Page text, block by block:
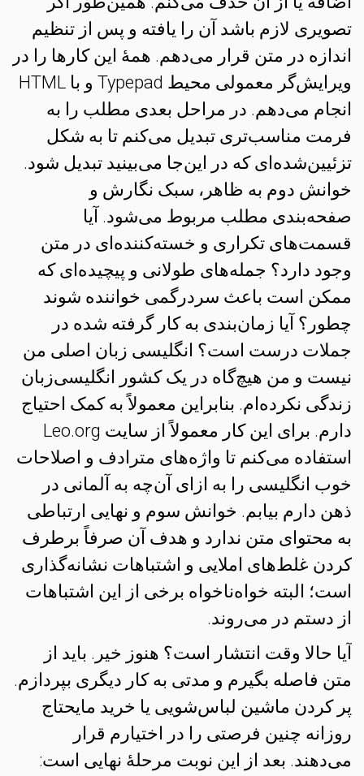
تصویری لازم باشد آن را یافته و پس از تنظیم
اندازه در متن قرار می‌دهم. همهٔ این کارها را در
ویرایش‌گر معمولی محیط Typepad و با HTML
انجام می‌دهم. در مراحل بعدی مطلب را به
فرمت مناسب‌تری تبدیل می‌کنم تا به شکل
تزئیین‌شده‌ای که در این‌جا می‌بینید تبدیل شود.
خوانش دوم به ظاهر، سبک نگارش و
صفحه‌بندی مطلب مربوط می‌شود. آیا
قسمت‌های تکراری و خسته‌کننده‌ای در متن
وجود دارد؟ جمله‌های طولانی و پیچیده‌ای که
ممکن است باعث سردرگمی خواننده شوند
چطور؟ آیا زمان‌بندی به کار گرفته شده در
جملات درست است؟ انگلیسی زبان اصلی من
نیست و من هیچ‌گاه در یک کشور انگلیسی‌زبان
زندگی نکرده‌ام. بنابراین معمولاً به کمک احتیاج
دارم. برای این کار معمولاً از سایت Leo.org
استفاده می‌کنم تا واژه‌های مترادف و اصلاحات
خوب انگلیسی را به ازای آن‌چه به آلمانی در
ذهن دارم بیابم. خوانش سوم و نهایی ارتباطی
به محتوای متن ندارد و هدف آن صرفاً برطرف
کردن غلط‌های املایی و اشتباهات نشانه‌گذاری
است؛ البته خواه‌ناخواه برخی از این اشتباهات
از دستم در می‌روند.
آیا حالا وقت انتشار است؟ هنوز خیر. باید از
متن فاصله بگیرم و مدتی به کار دیگری بپردازم.
پر کردن ماشین لباس‌شویی یا خرید مایحتاج
روزانه چنین فرصتی را در اختیارم قرار
می‌دهند. بعد از این نوبت مرحلهٔ نهایی است: